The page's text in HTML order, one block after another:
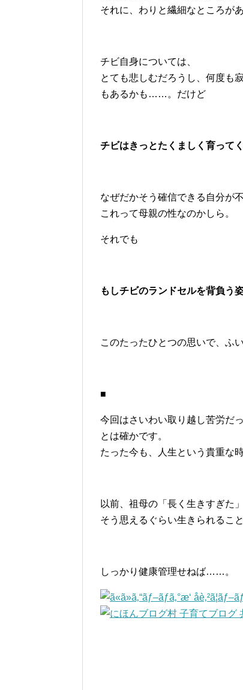
それに、わりと繊細なところが
チビ自身については、
とても悲しむだろうし、何度も
もあるかも……。だけど
チビはきっとたくましく育って
なぜだかそう確信できる自分が
これって母親の性なのかしら。
それでも
もしチビのランドセルを背負う
このたったひとつの思いで、ふ
■
今回はさいわい取り越し苦労だ
とは確かです。
たった今も、人生という貴重な
以前、祖母の「長く生きすぎた
そう思えるぐらい生きられるこ
しっかり健康管理せねば……。